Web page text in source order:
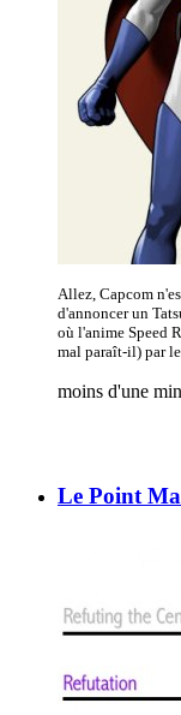
Allez, Capcom
d'annoncer un
où l'anime Speed
mal paraît-il) par
moins d'une
Le Point